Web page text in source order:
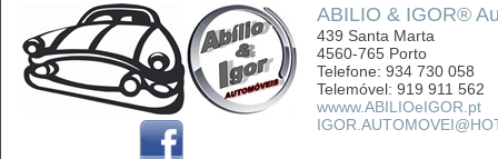
ABILIO & IGOR®
439 Santa Marta
4560-765 Porto
Telefone: 934 730 058
Telemóvel: 919 911 562
wwww.ABILIOeIGOR.pt